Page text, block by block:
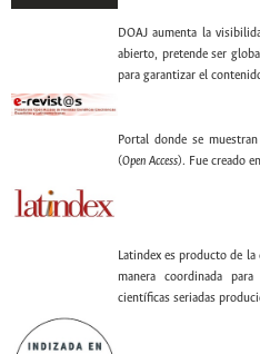
DOAJ aumenta la
abierto, pretende ser
para garantizar el
Portal donde se
(Open Access). Fue creado
Latindex es producto de
manera coordinada
científicas seriadas